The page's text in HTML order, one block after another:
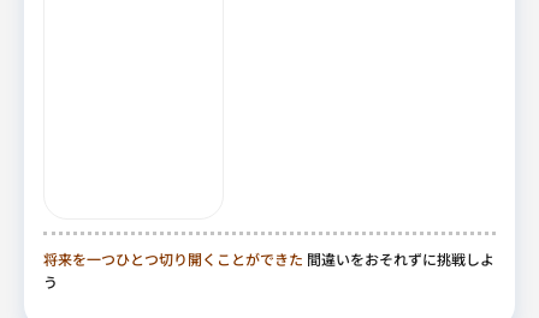
将来を一つひとつ切り開くことができた 間違いをおそれずに挑戦しよ
う